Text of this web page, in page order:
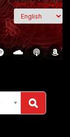
Select Language